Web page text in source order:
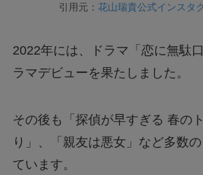
引用元： 花山瑞貴公式インスタ
2022年には、ドラマ「恋に無駄
ラマデビューを果たしました。
その後も「探偵が早すぎる 春の
り」、「親友は悪女」など多数
ています。